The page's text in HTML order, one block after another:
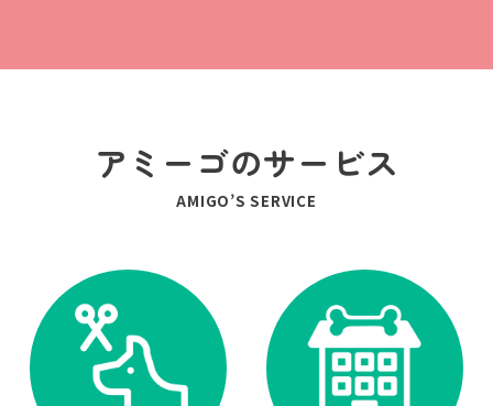
アミーゴのサービス
AMIGO’S SERVICE